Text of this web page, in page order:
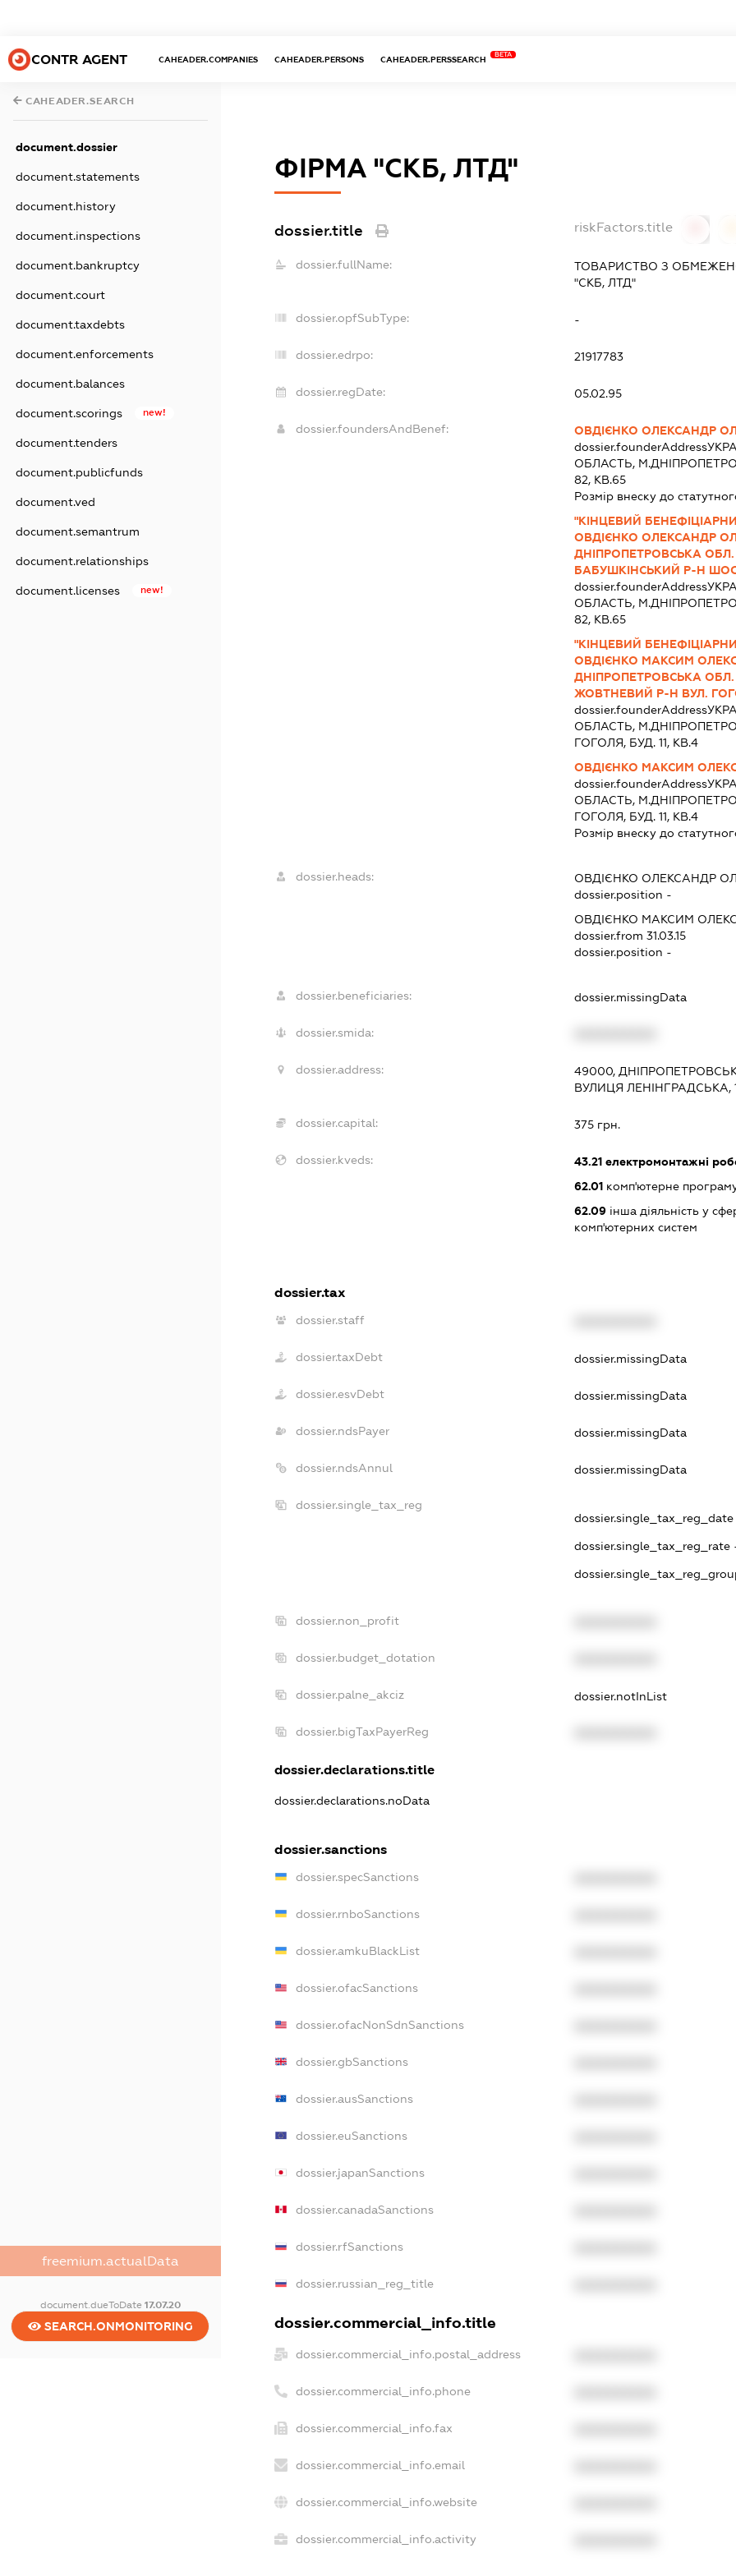
CONTR AGENT CAHEADER.COMPANIES CAHEADER.PERSONS CAHEADER.PERSSEARCH
BETA
CAHEADER.SEARCH
document.dossier
document.statements
document.history
document.inspections
document.bankruptcy
document.court
document.taxdebts
document.enforcements
document.balances
document.scorings new!
document.tenders
document.publicfunds
document.ved
document.semantrum
document.relationships
document.licenses new!
freemium.actualData
document.dueToDate 17.07.20
SEARCH.ONMONITORING
ФІРМА "СКБ, ЛТД"
dossier.title riskFactors.title
dossier.fullName: ТОВАРИСТВО З
"СКБ, ЛТД"
dossier.opfSubType: -
dossier.edrpo: 21917783
dossier.regDate: 05.02.95
dossier.foundersAndBenef:
ОВДІЄНКО ОЛЕКСАНДР
dossier.founderAddress
ОБЛАСТЬ,
82, КВ.65
Розмір внеску до
"КІНЦЕВИЙ
ОВДІЄНКО ОЛЕКСАНДР
ДНІПРОПЕТРОВСЬКА
БАБУШКІНСЬКИЙ Р-Н
dossier.founderAddress
ОБЛАСТЬ,
82, КВ.65
"КІНЦЕВИЙ
ОВДІЄНКО МАКСИМ
ДНІПРОПЕТРОВСЬКА
ЖОВТНЕВИЙ Р-Н ВУЛ.
dossier.founderAddress
ОБЛАСТЬ,
ГОГОЛЯ, БУД. 11, КВ.4
ОВДІЄНКО МАКСИМ
dossier.founderAddress
ОБЛАСТЬ,
ГОГОЛЯ, БУД. 11, КВ.4
Розмір внеску до
dossier.heads: ОВДІЄНКО ОЛЕКСАНДР
dossier.position -
ОВДІЄНКО МАКСИМ
dossier.from 31.03.15
dossier.position -
dossier.beneficiaries: dossier.missingData
dossier.smida:
dossier.address:
49000,
ВУЛИЦЯ ЛЕНІНГРАДСЬКА,
dossier.capital: 375 грн.
dossier.kveds: 43.21електромонтажні
62.01комп'ютерне
62.09інша діяльність у
комп'ютерних систем
dossier.tax
dossier.staff
dossier.taxDebt dossier.missingData
dossier.esvDebt dossier.missingData
dossier.ndsPayer dossier.missingData
dossier.ndsAnnul dossier.missingData
dossier.single_tax_reg
dossier.single_tax_reg_date -
dossier.single_tax_reg_rate
dossier.non_profit
dossier.budget_dotation
dossier.palne_akciz dossier.notInList
dossier.bigTaxPayerReg
dossier.declarations.title
dossier.declarations.noData
dossier.sanctions
dossier.specSanctions
dossier.rnboSanctions
dossier.amkuBlackList
dossier.ofacSanctions
dossier.ofacNonSdnSanctions
dossier.gbSanctions
dossier.ausSanctions
dossier.euSanctions
dossier.japanSanctions
dossier.canadaSanctions
dossier.rfSanctions
dossier.russian_reg_title
dossier.commercial_info.title
dossier.commercial_info.postal_address
dossier.commercial_info.phone
dossier.commercial_info.fax
dossier.commercial_info.email
dossier.commercial_info.website
dossier.commercial_info.activity